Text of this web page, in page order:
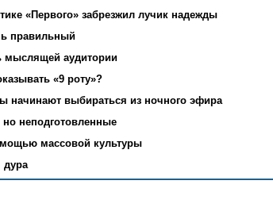
«Первого» забрезжил лучик надежды
правильный
мыслящей аудитории
«9 роту»?
начинают выбираться из ночного эфира
неподготовленные
массовой культуры
дура